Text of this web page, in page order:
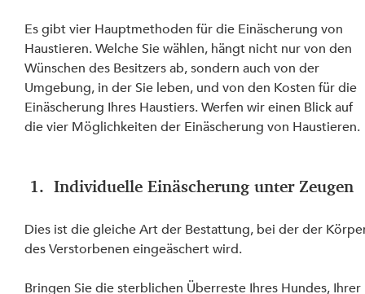
Es gibt vier Hauptmethoden für die Einäscherung von
Haustieren. Welche Sie wählen, hängt nicht nur von den
Wünschen des Besitzers ab, sondern auch von der
Umgebung, in der Sie leben, und von den Kosten für die
Einäscherung Ihres Haustiers. Werfen wir einen Blick auf
die vier Möglichkeiten der Einäscherung von Haustieren.
1.  Individuelle Einäscherung unter Zeugen
Dies ist die gleiche Art der Bestattung, bei der der
des Verstorbenen eingeäschert wird.
Bringen Sie die sterblichen Überreste Ihres Hundes, Ihrer